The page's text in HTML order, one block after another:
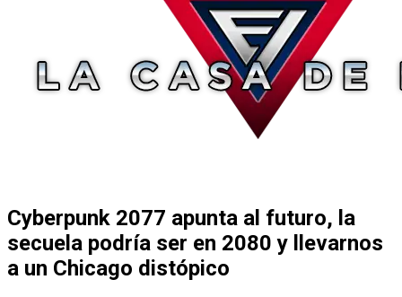
Cyberpunk 2077 apunta al futuro, la
secuela podría ser en 2080 y llevarnos
a un Chicago distópico